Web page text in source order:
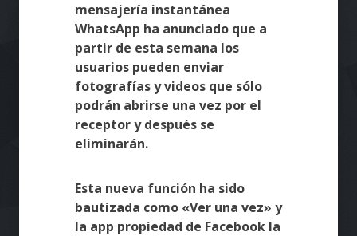
mensajería instantánea
WhatsApp ha anunciado que a
partir de esta semana los
usuarios pueden enviar
fotografías y videos que sólo
podrán abrirse una vez por el
receptor y después se
eliminarán.
Esta nueva función ha sido
bautizada como «Ver una vez» y
la app propiedad de Facebook la